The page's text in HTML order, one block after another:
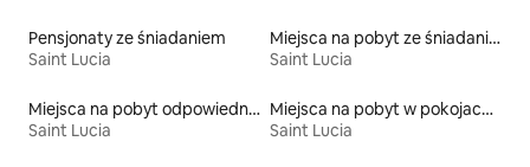
Pensjonaty ze śniadaniem
Saint Lucia
Miejsca na pobyt ze śniadaniem
Saint Lucia
Miejsca na pobyt odpowiednie dla rodzin
Saint Lucia
Miejsca na pobyt w pokojach prywatnych z łazienką
Saint Lucia